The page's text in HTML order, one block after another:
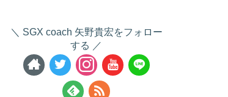
SGX coach 矢野貴宏をフォロー
する